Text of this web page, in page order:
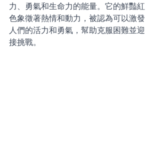
力、勇氣和生命力的能量。它的鮮豔紅
色象徵著熱情和動力，被認為可以激發
人們的活力和勇氣，幫助克服困難並迎
接挑戰。